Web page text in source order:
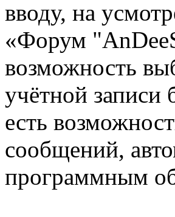
вводу, на
«Форум
возможность
учётной записи
есть
сообщений,
программным